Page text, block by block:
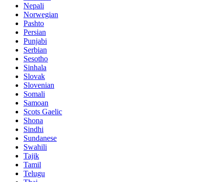
Nepali
Norwegian
Pashto
Persian
Punjabi
Serbian
Sesotho
Sinhala
Slovak
Slovenian
Somali
Samoan
Scots Gaelic
Shona
Sindhi
Sundanese
Swahili
Tajik
Tamil
Telugu